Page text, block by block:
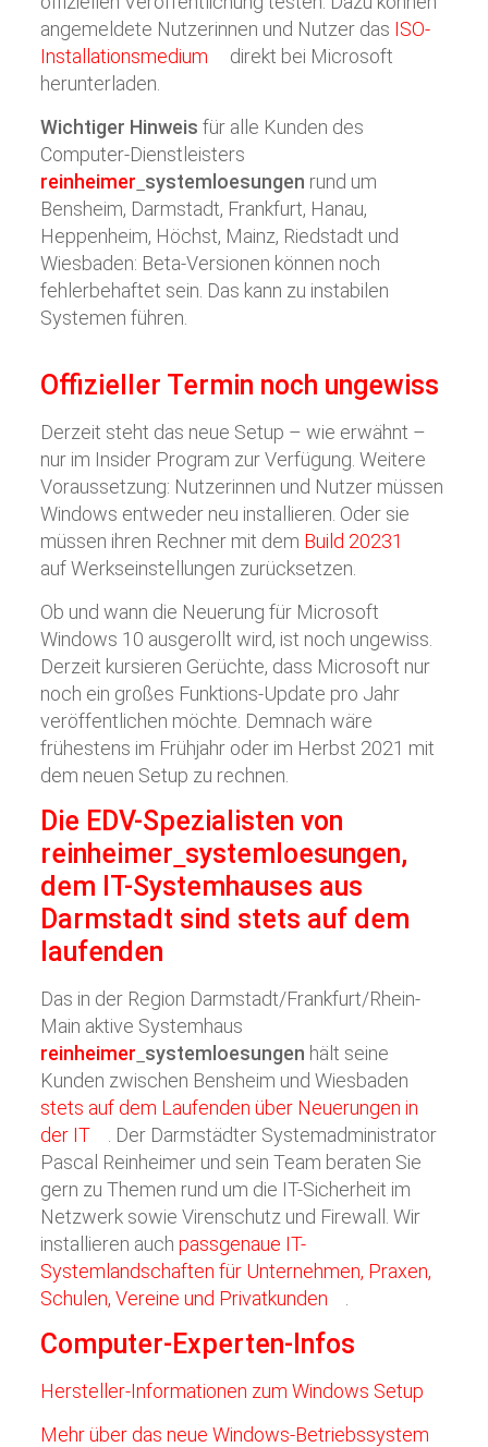
angemeldete Nutzerinnen und Nutzer das ISO-
Installationsmedium
direkt bei Microsoft
herunterladen.
Wichtiger Hinweis für alle Kunden des
Computer-Dienstleisters
reinheimer systemloesungen rund um
Bensheim, Darmstadt, Frankfurt, Hanau,
Heppenheim, Höchst, Mainz, Riedstadt und
Wiesbaden: Beta-Versionen können noch
fehlerbehaftet sein. Das kann zu instabilen
Systemen führen.
Offizieller Termin noch ungewiss
Derzeit steht das neue Setup – wie erwähnt –
nur im Insider Program zur Verfügung. Weitere
Voraussetzung: Nutzerinnen und Nutzer müssen
Windows entweder neu installieren. Oder sie
müssen ihren Rechner mit dem Build 20231
auf Werkseinstellungen zurücksetzen.
Ob und wann die Neuerung für Microsoft
Windows 10 ausgerollt wird, ist noch ungewiss.
Derzeit kursieren Gerüchte, dass Microsoft nur
noch ein großes Funktions-Update pro Jahr
veröffentlichen möchte. Demnach wäre
frühestens im Frühjahr oder im Herbst 2021 mit
dem neuen Setup zu rechnen.
Die EDV-Spezialisten von
reinheimer systemloesungen,
dem IT-Systemhauses aus
Darmstadt sind stets auf dem
laufenden
Das in der Region Darmstadt/Frankfurt/Rhein-
Main aktive Systemhaus
reinheimer systemloesungen hält seine
Kunden zwischen Bensheim und Wiesbaden
stets auf dem Laufenden über Neuerungen in
der IT
. Der Darmstädter Systemadministrator
Pascal Reinheimer und sein Team beraten Sie
gern zu Themen rund um die IT-Sicherheit im
Netzwerk sowie Virenschutz und Firewall. Wir
installieren auchpassgenaue IT-
Systemlandschaften für Unternehmen, Praxen,
Schulen, Vereine und Privatkunden
Computer-Experten-Infos
Hersteller-Informationen zum Windows Setup
Mehr über das neue Windows-Betriebssystem